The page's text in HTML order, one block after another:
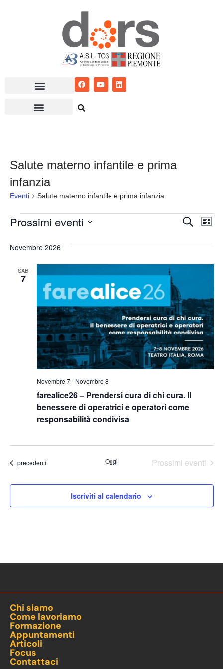
Salute materno infantile e prima
infanzia
Eventi Salute materno infantile e prima infanzia
Eventi
Cerca
Lista
Prossimi eventi
la
Novembre 2026
SAB
7
farealice26 – Prendersi cura di chi cura. Il
benessere di operatrici e operatori come
responsabilità condivisa
Novembre 7- Novembre 8
Eventi
precedenti Oggi Prossimi eventi
Iscriviti al calendario
Chi siamo
Come lavoriamo
Formazione
Appuntamenti
Articoli
Focus
Contattaci